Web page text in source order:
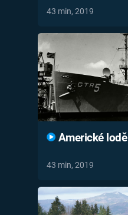
43 min, 2019
Americké lodě
43 min, 2019